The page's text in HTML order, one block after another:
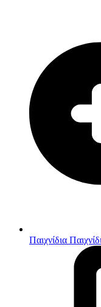
Παιχνίδια